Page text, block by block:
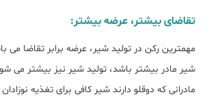
تقاضای بیشتر، عرضه بیشتر:
مهمترین رکن در تولید شیر، عرضه برابر تقاضا می
شیر مادر بیشتر باشد، تولید شیر نیز بیشتر می
مادرانی که دوقلو دارند شیر کافی برای تغذیه